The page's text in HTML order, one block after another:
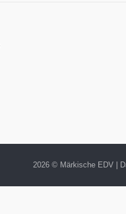
2026 © Märkische EDV |